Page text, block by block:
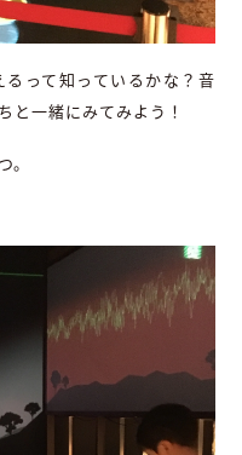
って知っているかな？音
と一緒にみてみよう！
。